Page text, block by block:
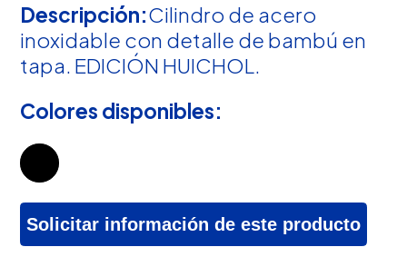
Descripción:Cilindro de acero
inoxidable con detalle de bambú en
tapa. EDICIÓN HUICHOL.
Colores disponibles:
Solicitar información de este producto